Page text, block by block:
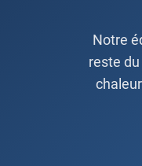
Notre
reste